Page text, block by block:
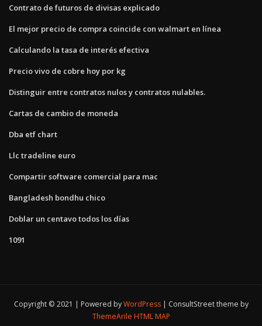
Contrato de futuros de divisas explicado
El mejor precio de compra coincide con walmart en línea
Calculando la tasa de interés efectiva
Precio vivo de cobre hoy por kg
Distinguir entre contratos nulos y contratos nulables.
Cartas de cambio de moneda
Dba etf chart
Llc tradeline euro
Compartir software comercial para mac
Bangladesh bondhu chico
Doblar un centavo todos los días
1091
Copyright © 2021 | Powered byWordPress
ConsultStreet theme by
ThemeArile HTML MAP